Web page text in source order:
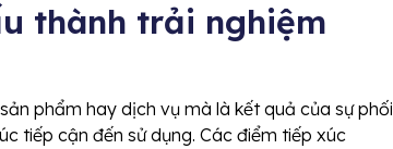
thành trải nghiệm
phẩm hay dịch vụ mà là kết quả của sự phối
tiếp cận đến sử dụng. Các điểm tiếp xúc